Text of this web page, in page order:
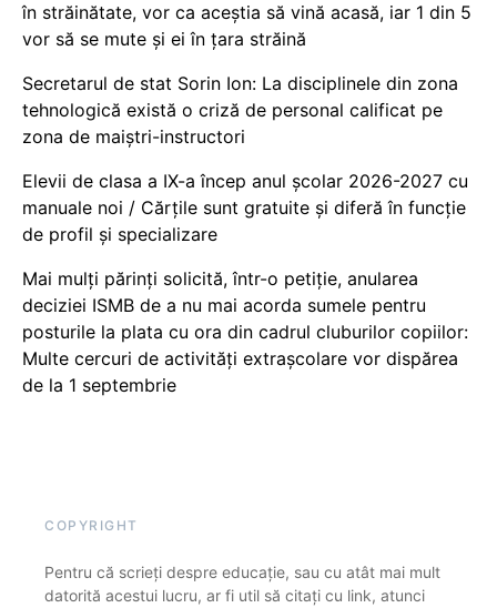
în străinătate, vor ca aceștia să vină acasă, iar 1 din 5
vor să se mute și ei în țara străină
Secretarul de stat Sorin Ion: La disciplinele din zona
tehnologică există o criză de personal calificat pe
zona de maiștri-instructori
Elevii de clasa a IX-a încep anul școlar 2026-2027 cu
manuale noi / Cărțile sunt gratuite și diferă în funcție
de profil și specializare
Mai mulți părinți solicită, într-o petiție, anularea
deciziei ISMB de a nu mai acorda sumele pentru
posturile la plata cu ora din cadrul cluburilor copiilor:
Multe cercuri de activități extrașcolare vor dispărea
de la 1 septembrie
COPYRIGHT
Pentru că scrieți despre educație, sau cu atât mai mult
datorită acestui lucru, ar fi util să citați cu link, atunci